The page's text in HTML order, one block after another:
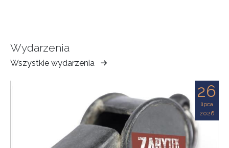
Wydarzenia
Wszystkie wydarzenia
Muzeum
Ziemi
26
lipca
2026